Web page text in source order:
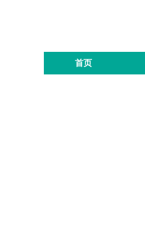
首页